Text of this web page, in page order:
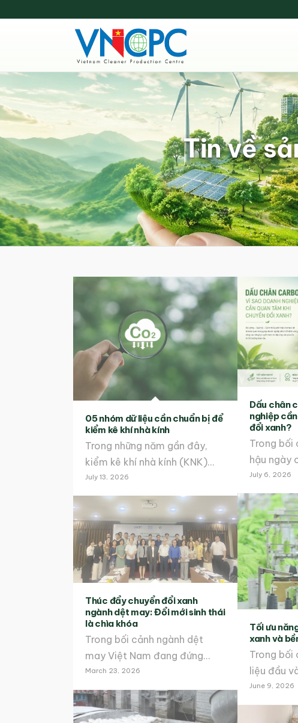
Tin về
05 nhóm dữ liệu cần chuẩn bị để
kiểm kê khí nhà kính
Trong những năm gần đây,
kiểm kê khí nhà kính (KNK)…
July 13, 2026
Dấu chân
nghiệp
đổi xanh?
Trong bối
hậu ngày
July 6, 2026
Tối ưu
xanh và
Trong bối
liệu đầu
June 9, 2026
Thúc đẩy chuyển đổi xanh
ngành dệt may: Đổi mới sinh thái
là chìa khóa
Trong bối cảnh ngành dệt
may Việt Nam đang đứng…
March 23, 2026